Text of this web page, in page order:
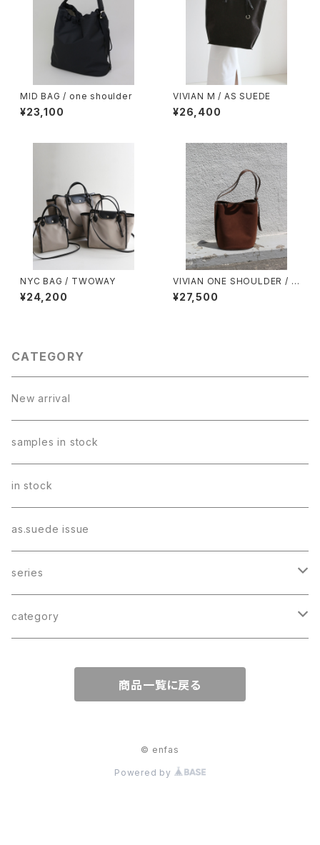
MID BAG / one shoulder
¥23,100
VIVIAN M / AS SUEDE
¥26,400
NYC BAG / TWOWAY
¥24,200
VIVIAN ONE SHOULDER / A
S.SUEDE
¥27,500
CATEGORY
New arrival
samples in stock
in stock
as.suede issue
series
NYC
LOLO TWOWAY
category
商品一覧に戻る
© enfas
Powered by